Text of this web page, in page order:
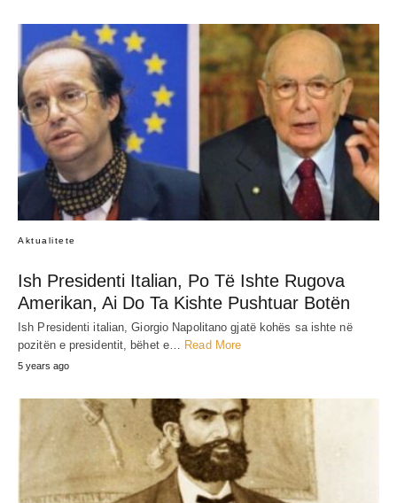
Aktualitete
Ish Presidenti Italian, Po Të Ishte Rugova
Amerikan, Ai Do Ta Kishte Pushtuar Botën
Ish Presidenti italian, Giorgio Napolitano gjatë kohës sa ishte në
pozitën e presidentit, bëhet e…
Read More
5 years ago